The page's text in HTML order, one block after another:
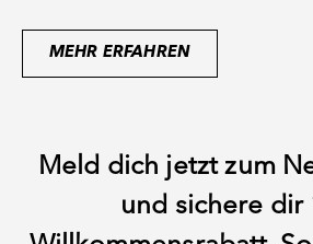
MEHR ERFAHREN
Meld dich jetzt zum
und sichere dir